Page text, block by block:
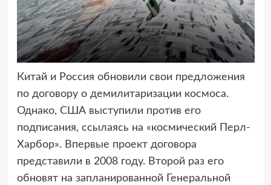
Китай и Россия обновили свои предложения
по договору о демилитаризации космоса.
Однако, США выступили против его
подписания, ссылаясь на «космический Перл-
Харбор». Впервые проект договора
представили в 2008 году. Второй раз его
обновят на запланированной Генеральной